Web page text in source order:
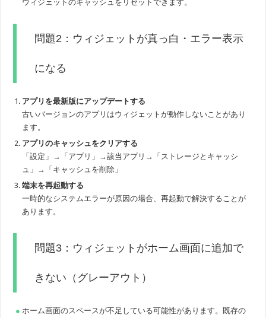
ウィジェットのキャッシュをリセットできます。
問題2：ウィジェットが真っ白・エラー表示
になる
アプリを最新版にアップデートする
古いバージョンのアプリはウィジェットが動作しないことがあり
ます。
アプリのキャッシュをクリアする
「設定」→「アプリ」→該当アプリ→「ストレージとキャッシ
ュ」→「キャッシュを削除」
端末を再起動する
一時的なシステムエラーが原因の場合、再起動で解決することが
あります。
問題3：ウィジェットがホーム画面に追加で
きない（グレーアウト）
ホーム画面のスペースが不足している可能性があります。既存の